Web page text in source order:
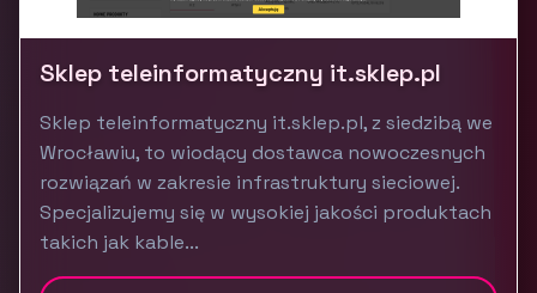
Sklep teleinformatyczny it.sklep.pl
Sklep teleinformatyczny it.sklep.pl, z siedzibą we
Wrocławiu, to wiodący dostawca nowoczesnych
rozwiązań w zakresie infrastruktury sieciowej.
Specjalizujemy się w wysokiej jakości produktach
takich jak kable...